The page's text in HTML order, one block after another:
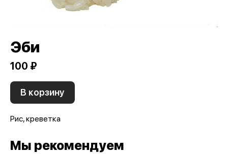
Эби
100 ₽
В корзину
Рис, креветка
Мы рекомендуем